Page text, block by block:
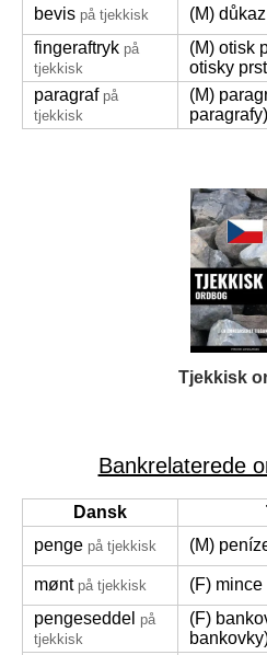
bevis på tjekkisk
(M)
fingeraftryk på
tjekkisk
(M) otisk
otisky
paragraf på
tjekkisk
(M)
paragrafy)
Tjekkisk
Bankrelaterede
Dansk
penge på tjekkisk (M)
mønt på tjekkisk
(F)
pengeseddel på
tjekkisk
(F)